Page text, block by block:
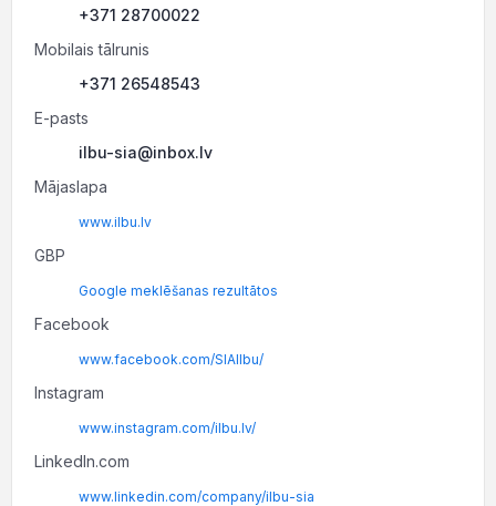
+371 28700022
Mobilais tālrunis
+371 26548543
E-pasts
ilbu-sia@inbox.lv
Mājaslapa
www.ilbu.lv
GBP
Google meklēšanas rezultātos
Facebook
www.facebook.com/SIAIlbu/
Instagram
www.instagram.com/ilbu.lv/
LinkedIn.com
www.linkedin.com/company/ilbu-sia